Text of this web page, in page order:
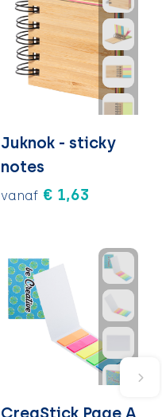
Juknok - sticky
notes
vanaf € 1,63
CreaStick Page A